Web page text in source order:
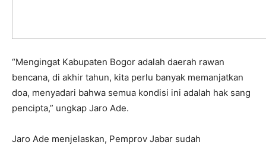
“Mengingat Kabupaten Bogor adalah daerah rawan
bencana, di akhir tahun, kita perlu banyak memanjatkan
doa, menyadari bahwa semua kondisi ini adalah hak sang
pencipta,” ungkap Jaro Ade.
Jaro Ade menjelaskan, Pemprov Jabar sudah